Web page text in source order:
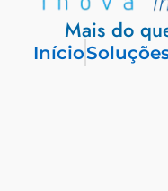
Mais do
Início